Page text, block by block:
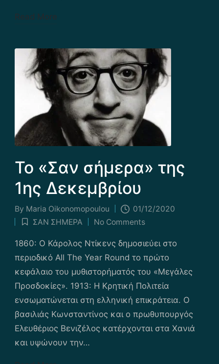
Read More
Το «Σαν σήμερα» της
1ης Δεκεμβρίου
Posted
by
By Maria Οikonomopoulou 01/12/2020
Posted
in
ΣΑΝ ΣΗΜΕΡΑ No Comments
1860: Ο Κάρολος Ντίκενς δημοσιεύει στο
περιοδικό All The Year Round το πρώτο
κεφάλαιο του μυθιστορήματός του «Μεγάλες
Προσδοκίες». 1913: Η Κρητική Πολιτεία
ενσωματώνεται στη ελληνική επικράτεια. Ο
βασιλιάς Κωνσταντίνος και ο πρωθυπουργός
Ελευθέριος Βενιζέλος κατέρχονται στα Χανιά
και υψώνουν την…